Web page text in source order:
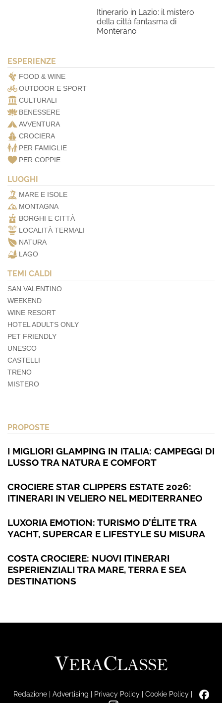
Itinerario in Lazio: il mistero
della città fantasma di
Monterano
ESPERIENZE
FOOD & WINE
OUTDOOR E SPORT
CULTURALI
BENESSERE
AVVENTURA
CROCIERA
PER FAMIGLIE
PER COPPIE
LUOGHI
MARE E ISOLE
MONTAGNA
BORGHI E CITTÀ
LOCALITÀ TERMALI
NATURA
LAGO
TEMI CALDI
SAN VALENTINO
WEEKEND
WINE RESORT
HOTEL ADULTS ONLY
PET FRIENDLY
UNESCO
CASTELLI
TRENO
MISTERO
PROPOSTE
I MIGLIORI GLAMPING IN ITALIA: CAMPEGGI DI
LUSSO TRA NATURA E COMFORT
CROCIERE STAR CLIPPERS ESTATE 2026:
ITINERARI IN VELIERO NEL MEDITERRANEO
LUXORIA EMOTION: TURISMO D’ÉLITE TRA
YACHT, SUPERCAR E LIFESTYLE SU MISURA
COSTA CROCIERE: NUOVI ITINERARI
ESPERIENZIALI TRA MARE, TERRA E SEA
DESTINATIONS
Redazione| Advertising | Privacy Policy| Cookie Policy|